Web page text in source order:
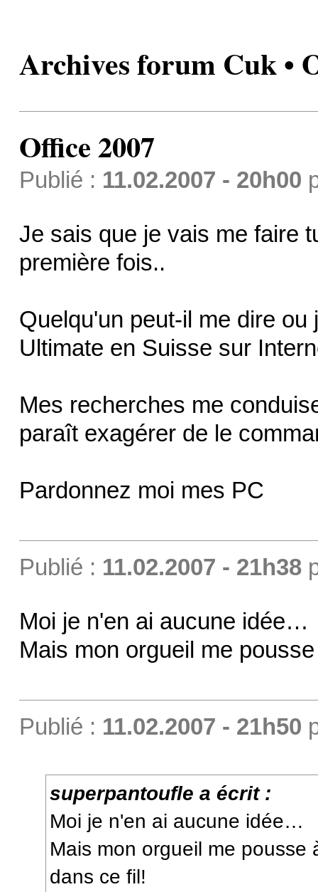
Archives forum Cuk •
Office 2007
Publié : 11.02.2007 - 20h00
Je sais que je vais me faire
première fois..
Quelqu'un peut-il me dire
Ultimate en Suisse sur
Mes recherches me
paraît exagérer de le
Pardonnez moi mes PC
Publié : 11.02.2007 - 21h38
Moi je n'en ai aucune idée…
Mais mon orgueil me
Publié : 11.02.2007 - 21h50
superpantoufle a écrit :
Moi je n'en ai aucune idée…
Mais mon orgueil me pousse
dans ce fil!